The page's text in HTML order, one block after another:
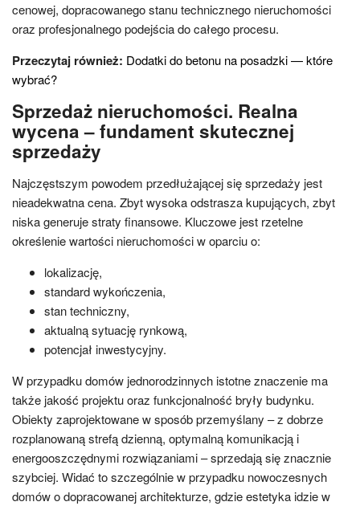
cenowej, dopracowanego stanu technicznego nieruchomości
oraz profesjonalnego podejścia do całego procesu.
Przeczytaj również: Dodatki do betonu na posadzki — które
wybrać?
Sprzedaż nieruchomości. Realna
wycena – fundament skutecznej
sprzedaży
Najczęstszym powodem przedłużającej się sprzedaży jest
nieadekwatna cena. Zbyt wysoka odstrasza kupujących, zbyt
niska generuje straty finansowe. Kluczowe jest rzetelne
określenie wartości nieruchomości w oparciu o:
lokalizację,
standard wykończenia,
stan techniczny,
aktualną sytuację rynkową,
potencjał inwestycyjny.
W przypadku domów jednorodzinnych istotne znaczenie ma
także jakość projektu oraz funkcjonalność bryły budynku.
Obiekty zaprojektowane w sposób przemyślany – z dobrze
rozplanowaną strefą dzienną, optymalną komunikacją i
energooszczędnymi rozwiązaniami – sprzedają się znacznie
szybciej. Widać to szczególnie w przypadku nowoczesnych
domów o dopracowanej architekturze, gdzie estetyka idzie w